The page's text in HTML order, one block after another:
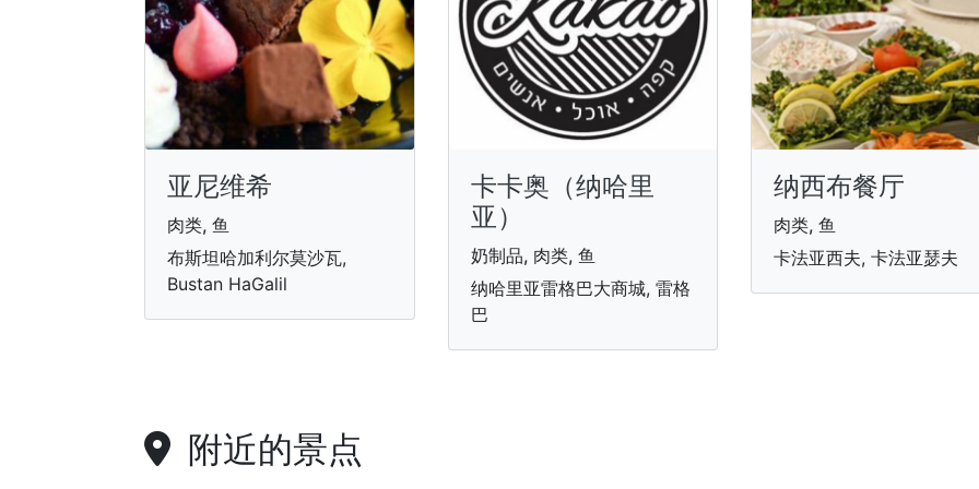
亚尼维希
肉类, 鱼
布斯坦哈加利尔莫沙瓦,
Bustan HaGalil
卡卡奥（纳哈里
亚）
奶制品, 肉类, 鱼
纳哈里亚雷格巴大商城, 雷格
巴
纳西布餐厅
肉类, 鱼
卡法亚西夫, 卡法亚瑟夫
附近的景点